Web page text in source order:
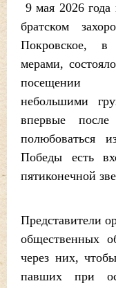
9 мая 2026
братском
Покровское, в
мерами,
посещении
небольшими
впервые после
полюбоваться
Победы есть
пятиконечной
Представители
общественных
через них,
павших при